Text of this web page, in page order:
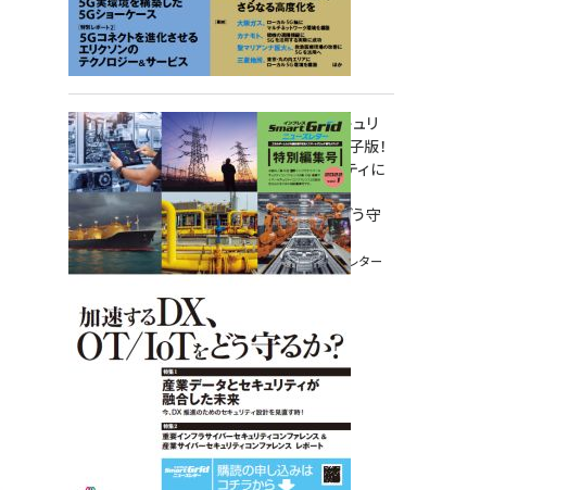
重要インフラサイバーセキュリ
ティコンファレンス特別電子版！
― 産業サイバーセキュリティに
関わる全ての方へ！ ―
加速するDX、OT/IoTをどう守
るか？
インプレス SmartGridニューズレター